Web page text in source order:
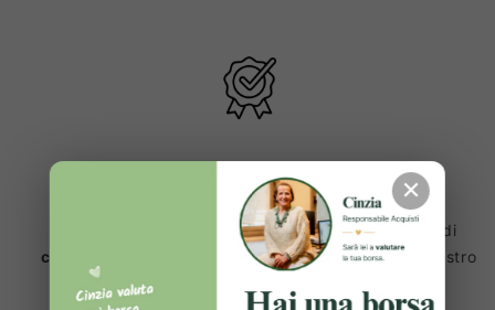
Prodotti 100% Originali ✔️
Ogni articolo viene sottoposto a una lunga serie di
controlli e verifiche
, prima di essere inserito sul nostro
✕